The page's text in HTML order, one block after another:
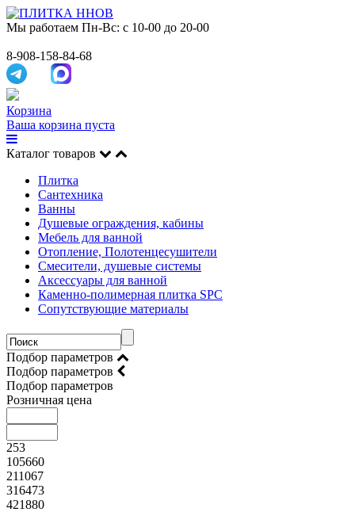
Мы работаем Пн-Вс: с 10-00 до 20-00
8-908-158-84-68
Корзина
Ваша корзина пуста
Каталог товаров
Плитка
Сантехника
Ванны
Душевые ограждения, кабины
Мебель для ванной
Отопление, Полотенцесушители
Смесители, душевые системы
Аксессуары для ванной
Каменно-полимерная плитка SPC
Сопутствующие материалы
Подбор параметров
Подбор параметров
Подбор параметров
Розничная цена
253
105660
211067
316473
421880